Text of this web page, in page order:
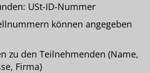
USt-ID-Nummer
können angegeben
zu den Teilnehmenden (Name,
Firma)